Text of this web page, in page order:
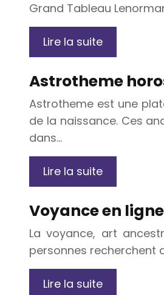
Grand Tableau
Lire la suite
Astrotheme
Astrotheme est une
de la naissance. Ces
dans…
Lire la suite
Voyance en
La voyance, art
personnes recherchent
Lire la suite